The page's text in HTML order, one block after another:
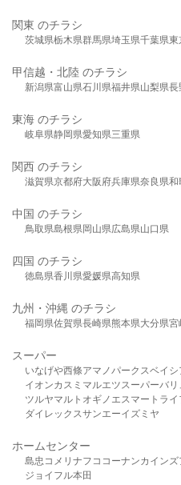
関東 のチラシ
茨城県栃木県群馬県埼玉県千葉県東
甲信越・北陸 のチラシ
新潟県富山県石川県福井県山梨県長
東海 のチラシ
岐阜県静岡県愛知県三重県
関西 のチラシ
滋賀県京都府大阪府兵庫県奈良県和
中国 のチラシ
鳥取県島根県岡山県広島県山口県
四国 のチラシ
徳島県香川県愛媛県高知県
九州・沖縄 のチラシ
福岡県佐賀県長崎県熊本県大分県宮
スーパー
いなげや西條アマノパークスベイシ
イオンカスミ マルエツスーパーバリ
ツルヤマルト オギノ エスマート ライ
ダイレックスサンエーイズミヤ
ホームセンター
島忠 コメリ ナフコ コーナンカインズ
ジョイフル本田